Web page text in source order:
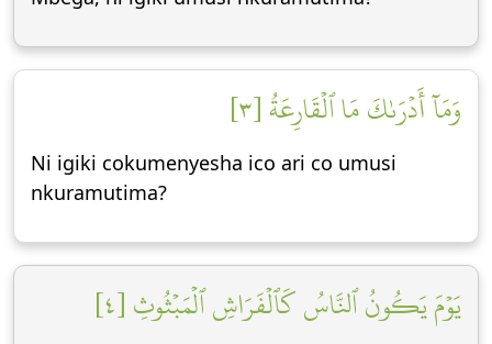
وَمَآ أَدۡرَىٰكَ مَا ٱلۡقَارِعَةُ [٣]
Ni igiki cokumenyesha ico ari co umusi
nkuramutima?
يَوۡمَ يَكُونُ ٱلنَّاسُ كَٱلۡفَرَاشِ ٱلۡمَبۡثُوثِ [٤]